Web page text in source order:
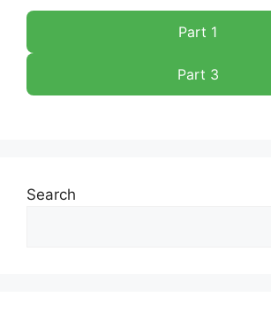
Part 1
Part 3
Search